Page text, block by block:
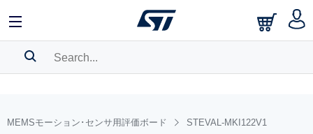
BOOKMARK
MEMSモーション･センサ用評価ボード STEVAL-MKI122V1